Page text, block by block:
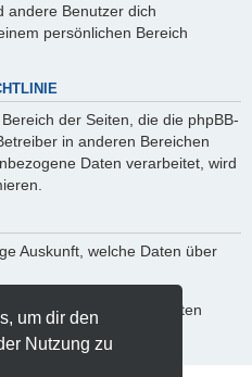
um dir den
Nutzung zu
andere Benutzer dich
persönlichen Bereich
der Seiten, die die phpBB-
in anderen Bereichen
Daten verarbeitet, wird
Auskunft, welche Daten über
bzw. Sperrung deiner Daten
den Betreiber.